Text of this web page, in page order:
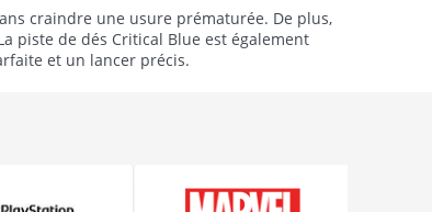
craindre une usure prématurée. De plus,
piste de dés Critical Blue est également
et un lancer précis.